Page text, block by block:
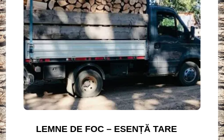
LEMNE DE FOC – ESENȚĂ TARE